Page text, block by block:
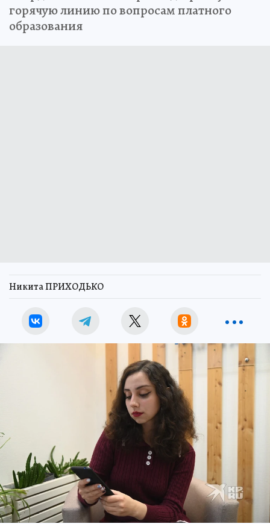
горячую линию по вопросам платного
образования
Никита ПРИХОДЬКО